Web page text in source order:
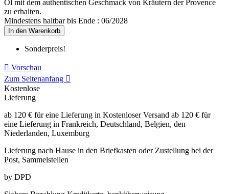
Öl mit dem authentischen Geschmack von Kräutern der Provence
zu erhalten.
Mindestens haltbar bis Ende : 06/2028
In den Warenkorb
Sonderpreis!
 Vorschau
Zum Seitenanfang 
Kostenlose
Lieferung
ab 120 € für eine Lieferung in Kostenloser Versand ab 120 € für
eine Lieferung in Frankreich, Deutschland, Belgien, den
Niederlanden, Luxemburg
Lieferung nach Hause in den Briefkasten oder Zustellung bei der
Post, Sammelstellen
by DPD